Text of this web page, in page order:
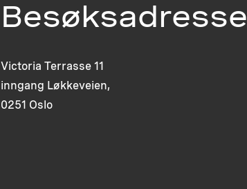
Besøksadresse
Victoria Terrasse 11
inngang Løkkeveien,
0251 Oslo